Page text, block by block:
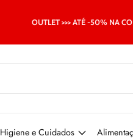
OUTLET >>> ATÉ -50% NA
Higiene e Cuidados